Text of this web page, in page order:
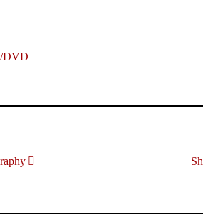
DVD